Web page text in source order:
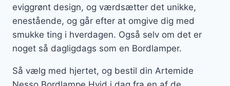
eviggrønt design, og værdsætter det unikke,
enestående, og går efter at omgive dig med
smukke ting i hverdagen. Også selv om det er
noget så dagligdags som en Bordlamper.
Så vælg med hjertet, og bestil din Artemide